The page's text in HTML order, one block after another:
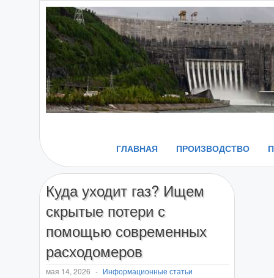
ГЛАВНАЯ ПРОИЗВОДСТВО
Куда уходит газ? Ищем
скрытые потери с
помощью современных
расходомеров
мая 14, 2026 - Информационные статьи